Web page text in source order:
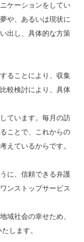
ケーションをしてい
や、あるいは現状に
出し、具体的な方策
ることにより、収集
較検討により、具体
ています。毎月の訪
ことで、これからの
えているからです。
に、信頼できる弁護
ンストップサービス
域社会の幸せため、
します。